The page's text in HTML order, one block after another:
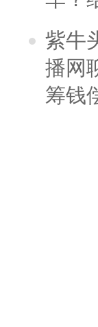
紫牛
播网
筹钱